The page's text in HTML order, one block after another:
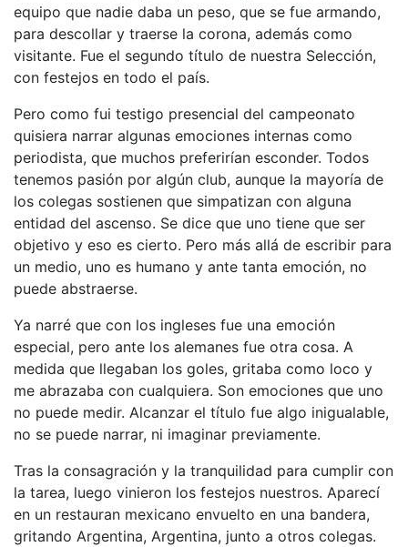
equipo que nadie daba un peso, que se fue armando,
para descollar y traerse la corona, además como
visitante. Fue el segundo título de nuestra Selección,
con festejos en todo el país.
Pero como fui testigo presencial del campeonato
quisiera narrar algunas emociones internas como
periodista, que muchos preferirían esconder. Todos
tenemos pasión por algún club, aunque la mayoría de
los colegas sostienen que simpatizan con alguna
entidad del ascenso. Se dice que uno tiene que ser
objetivo y eso es cierto. Pero más allá de escribir para
un medio, uno es humano y ante tanta emoción, no
puede abstraerse.
Ya narré que con los ingleses fue una emoción
especial, pero ante los alemanes fue otra cosa. A
medida que llegaban los goles, gritaba como loco y
me abrazaba con cualquiera. Son emociones que uno
no puede medir. Alcanzar el título fue algo inigualable,
no se puede narrar, ni imaginar previamente.
Tras la consagración y la tranquilidad para cumplir con
la tarea, luego vinieron los festejos nuestros. Aparecí
en un restauran mexicano envuelto en una bandera,
gritando Argentina, Argentina, junto a otros colegas.